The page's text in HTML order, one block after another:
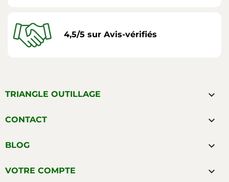
4,5/5 sur Avis-vérifiés
TRIANGLE OUTILLAGE 
CONTACT 
BLOG 
VOTRE COMPTE 